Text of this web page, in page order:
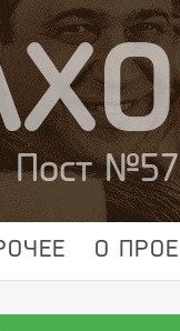
Пост №57
О